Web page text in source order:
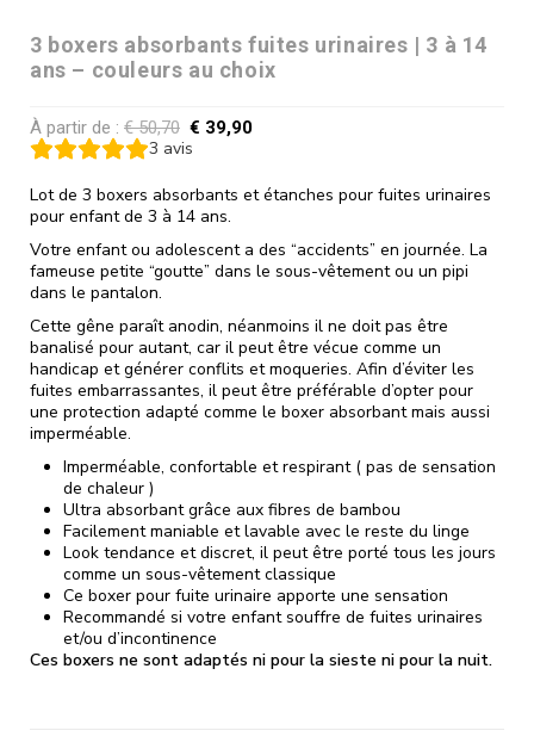
3 boxers absorbants fuites urinaires | 3 à 14
ans – couleurs au choix
À partir de : €50,70 € 39,90
3 avis
Lot de 3 boxers absorbants et étanches pour fuites urinaires
pour enfant de 3 à 14 ans.
Votre enfant ou adolescent a des “accidents” en journée. La
fameuse petite “goutte” dans le sous-vêtement ou un pipi
dans le pantalon.
Cette gêne paraît anodin, néanmoins il ne doit pas être
banalisé pour autant, car il peut être vécue comme un
handicap et générer conflits et moqueries. Afin d’éviter les
fuites embarrassantes, il peut être préférable d’opter pour
une protection adapté comme le boxer absorbant mais aussi
imperméable.
Imperméable, confortable et respirant ( pas de sensation
de chaleur )
Ultra absorbant grâce aux fibres de bambou
Facilement maniable et lavable avec le reste du linge
Look tendance et discret, il peut être porté tous les jours
comme un sous-vêtement classique
Ce boxer pour fuite urinaire apporte une sensation
Recommandé si votre enfant souffre de fuites urinaires
et/ou d’incontinence
Ces boxers ne sont adaptés ni pour la sieste ni pour la nuit.